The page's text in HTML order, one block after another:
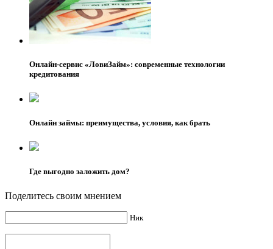
Онлайн-сервис «ЛовиЗайм»: современные технологии
кредитования
Онлайн займы: преимущества, условия, как брать
Где выгодно заложить дом?
Поделитесь своим мнением
Ник